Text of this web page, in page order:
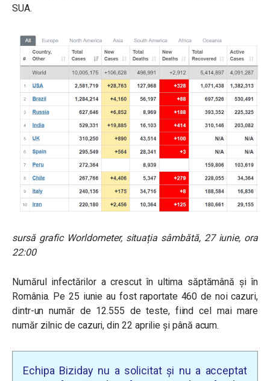
SUA.
sursă grafic Worldometer, situația sâmbătă, 27 iunie, ora
22:00
Numărul infectărilor a crescut în ultima săptămână și în
România. Pe 25 iunie au fost raportate 460 de noi cazuri,
dintr-un număr de 12.555 de teste, fiind cel mai mare
număr zilnic de cazuri, din 22 aprilie și până acum.
Echipa Biziday nu a solicitat și nu a acceptat